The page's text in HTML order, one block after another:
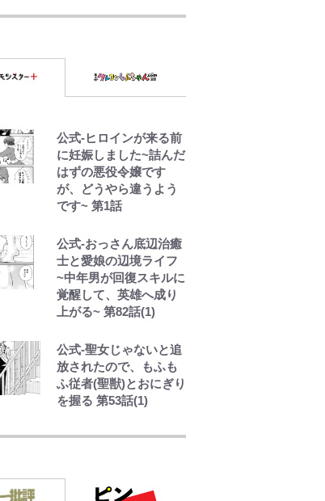
土四極踏破証明書」】
果！「車中泊レポー
ト」
荒々しい「火山帯」の
一端にいることを体
感！ 登頂約10分でも大
迫力「吾妻小富士」火
口を1周する「1時間半
絶景レポ【福島県福島
市】
「電気風呂の数は全国
一」温泉じゃないのに
寄りたい「林檎の湯屋
おぶ～」【山帰り、今
日はどこでととのう？
vol.7】
公式-ヒロインが来る前
に妊娠しました~詰んだ
はずの悪役令嬢です
が、どうやら違うよう
です~ 第1話
公式-おっさん底辺治癒
士と愛娘の辺境ライフ
~中年男が回復スキルに
覚醒して、英雄へ成り
上がる~ 第82話(1)
公式-聖女じゃないと追
放されたので、もふも
ふ従者(聖獣)とおにぎり
を握る 第53話(1)
オラの引越し物語 サボ